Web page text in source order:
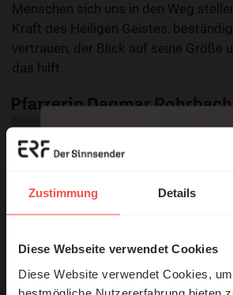
Zustimmung Details
Diese Webseite verwendet Cookies
Diese Website verwendet Cookies,
bestmögliche Nutzererfahrung bieten
Menschen sich uns in den Weg
Kraft des Heiligen Geistes,
vertrauen, der Blick auf seine Größe
das hilft.
Pfarrerin Dagmar Rohrbach
© Ruth Schneider / ERF